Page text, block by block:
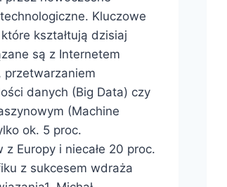
Kluczowe
kształtują dzisiaj
są z Internetem
przetwarzaniem
danych (Big Data) czy
(Machine
ok. 5 proc.
z Europy i niecałe 20 proc.
z sukcesem wdraża